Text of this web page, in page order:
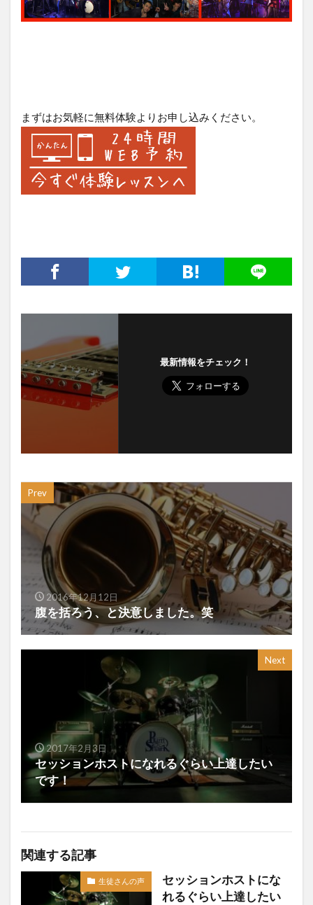
まずはお気軽に無料体験よりお申し込みください。
最新情報をチェック！
Prev
2016年12月12日
腹を括ろう、と決意しました。笑
Next
2017年2月3日
セッションホストになれるぐらい上達したい
です！
関連する記事
生徒さんの声
セッションホストにな
れるぐらい上達したい